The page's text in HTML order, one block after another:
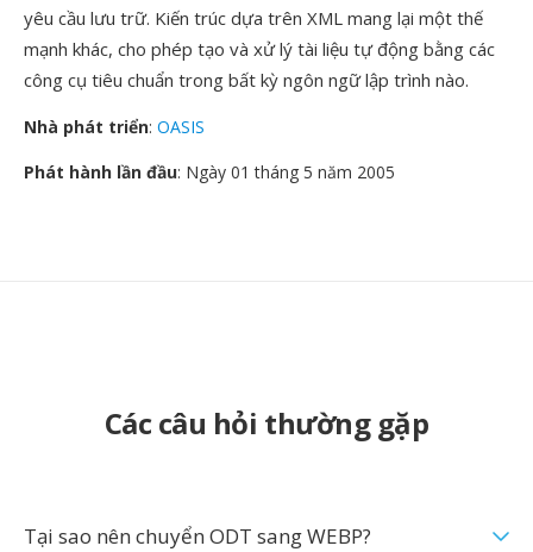
yêu cầu lưu trữ. Kiến trúc dựa trên XML mang lại một thế
mạnh khác, cho phép tạo và xử lý tài liệu tự động bằng các
công cụ tiêu chuẩn trong bất kỳ ngôn ngữ lập trình nào.
Nhà phát triển: OASIS
Phát hành lần đầu: Ngày 01 tháng 5 năm 2005
Các câu hỏi thường gặp
Tại sao nên chuyển ODT sang WEBP?